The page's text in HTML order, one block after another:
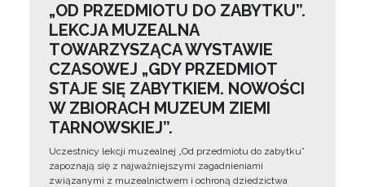
„OD PRZEDMIOTU DO ZABYTKU”.
LEKCJA MUZEALNA
TOWARZYSZĄCA WYSTAWIE
CZASOWEJ „GDY PRZEDMIOT
STAJE SIĘ ZABYTKIEM. NOWOŚCI
W ZBIORACH MUZEUM ZIEMI
TARNOWSKIEJ”.
Uczestnicy lekcji muzealnej „Od przedmiotu do zabytku”
zapoznają się z najważniejszymi zagadnieniami
związanymi z muzealnictwem i ochroną dziedzictwa